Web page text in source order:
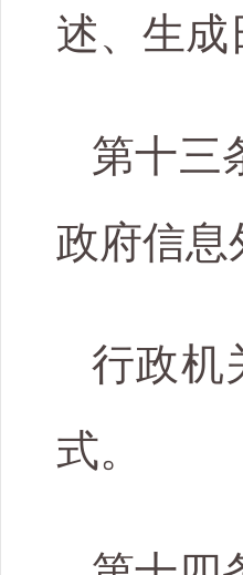
述、生成
第十三
政府信息
行政机
式。